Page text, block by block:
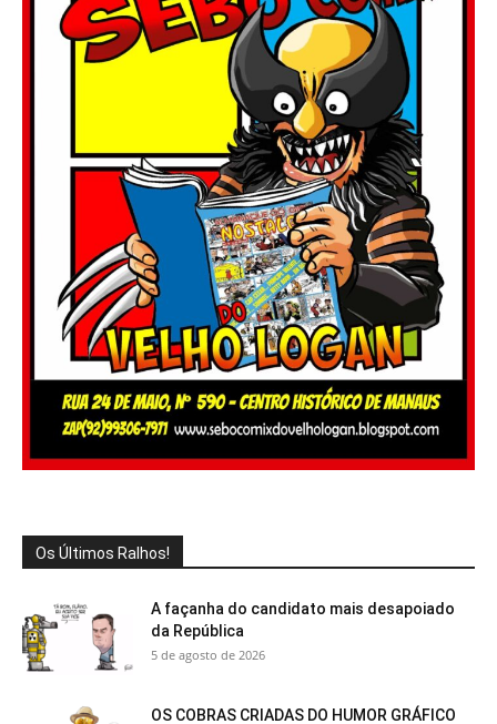
Os Últimos Ralhos!
A façanha do candidato mais desapoiado
da República
5 de agosto de 2026
OS COBRAS CRIADAS DO HUMOR GRÁFICO